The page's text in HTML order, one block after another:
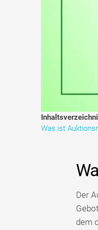
Was ist
Der
dem